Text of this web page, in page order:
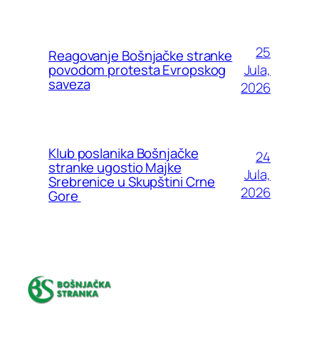
Reagovanje Bošnjačke stranke
povodom protesta Evropskog
saveza
25
Jula,
2026
Klub poslanika Bošnjačke
stranke ugostio Majke
Srebrenice u Skupštini Crne
Gore
24
Jula,
2026